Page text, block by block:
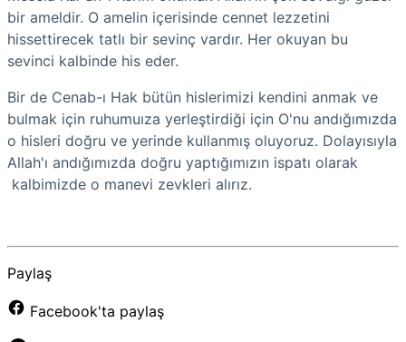
bir ameldir. O amelin içerisinde cennet lezzetini
hissettirecek tatlı bir sevinç vardır. Her okuyan bu
sevinci kalbinde his eder.
Bir de Cenab-ı Hak bütün hislerimizi kendini anmak ve
bulmak için ruhumuıza yerleştirdiği için O'nu andığımızda
o hisleri doğru ve yerinde kullanmış oluyoruz. Dolayısıyla
Allah'ı andığımızda doğru yaptığımızın ispatı olarak
kalbimizde o manevi zevkleri alırız.
Paylaş
Facebook'ta paylaş